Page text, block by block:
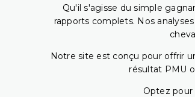
Qu'il s'agisse du simple
rapports complets. Nos
Notre site est conçu pour offrir
résultat PMU
Optez pour